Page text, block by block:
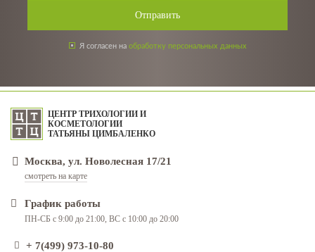
Отправить
Я согласен на обработку персональных данных
ЦЕНТР ТРИХОЛОГИИ И
КОСМЕТОЛОГИИ
ТАТЬЯНЫ ЦИМБАЛЕНКО
Москва, ул. Новолесная 17/21
смотреть на карте
График работы
ПН-СБ с 9:00 до 21:00, ВС с 10:00 до 20:00
+ 7(499) 973-10-80